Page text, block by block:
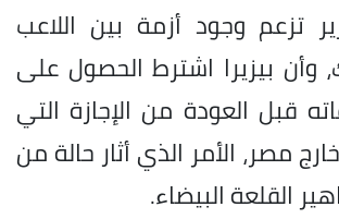
تزعم وجود أزمة بين اللاعب
وأن بيزيرا اشترط الحصول على
قبل العودة من الإجازة التي
مصر، الأمر الذي أثار حالة من
القلعة البيضاء.